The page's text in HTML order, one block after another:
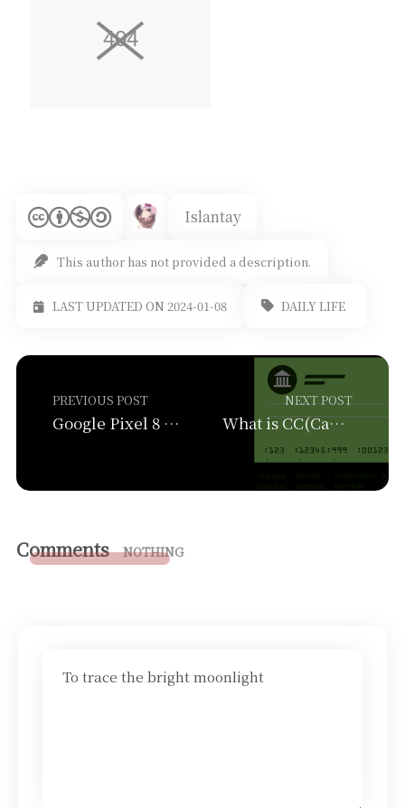
Islantay
This author has not provided a description.
LAST UPDATED ON 2024-01-08 DAILY LIFE
PREVIOUS POST
Google Pixel 8 上手评测
NEXT POST
What is CC(Canadian Clearing) Code? And where can you find it?
Comments NOTHING
To trace the bright moonlight